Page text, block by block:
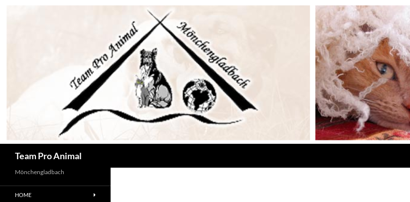
Team Pro Animal
Mönchengladbach
HOME